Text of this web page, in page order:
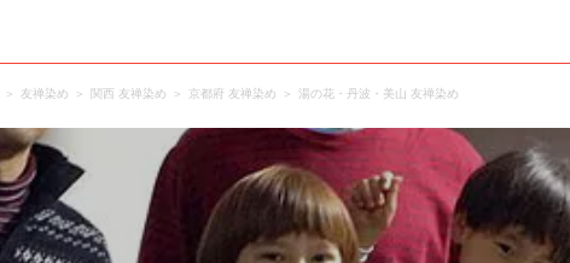
友禅染め 関西 友禅染め 京都府 友禅染め 湯の花・丹波・美山 友禅染め